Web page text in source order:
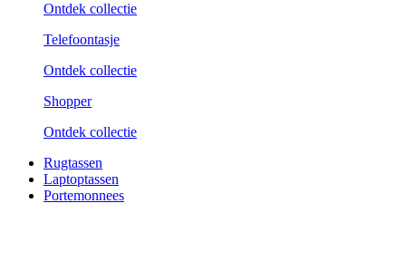
Ontdek collectie
Telefoontasje
Ontdek collectie
Shopper
Ontdek collectie
Rugtassen
Laptoptassen
Portemonnees